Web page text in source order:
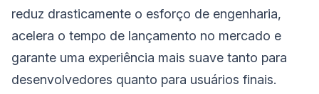
reduz drasticamente o esforço de engenharia,
acelera o tempo de lançamento no mercado e
garante uma experiência mais suave tanto para
desenvolvedores quanto para usuários finais.